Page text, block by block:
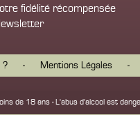
fidélité récompensée
? - Mentions Légales -
de 18 ans - L'abus d'alcool est